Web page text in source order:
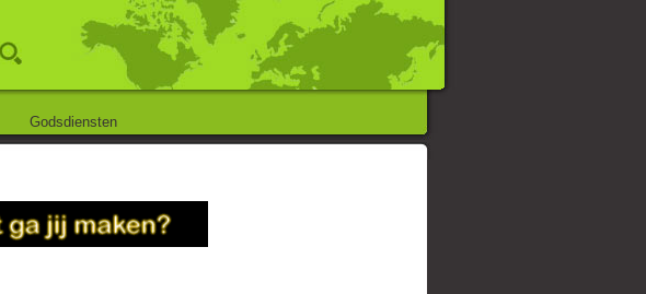
Godsdiensten